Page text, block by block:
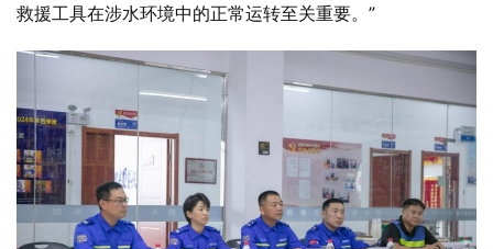
救援工具在涉水环境中的正常运转至关重要。”